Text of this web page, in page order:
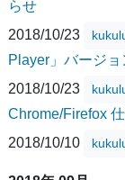
らせ
2018/10/23
Player」バージ
2018/10/23
Chrome/Firefox
2018/10/10